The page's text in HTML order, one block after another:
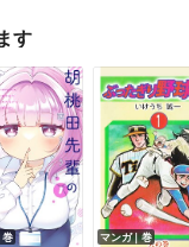
す
巻 マンガ｜巻